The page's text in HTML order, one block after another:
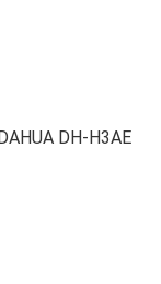
DH-H3AE